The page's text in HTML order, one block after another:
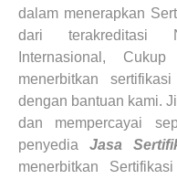
dalam menerapkan
dari terakreditasi
Internasional,
menerbitkan
dengan bantuan kami.
dan mempercayai
penyediaJasa
menerbitkan